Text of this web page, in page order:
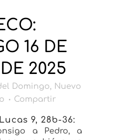
16 DE
2025
Domingo, Nuevo
Compartir
9, 28b-36:
a Pedro, a